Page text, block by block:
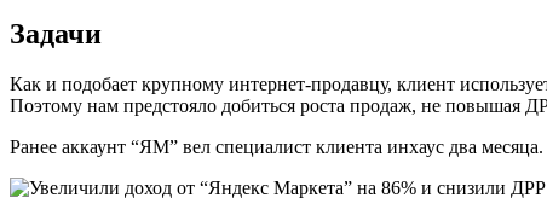
Задачи
Как и подобает крупному интернет-продавцу, клиент
Поэтому нам предстояло добиться роста продаж, не повышая
Ранее аккаунт “ЯМ” вел специалист клиента инхаус два